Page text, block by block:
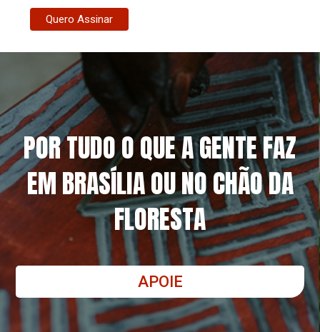
POR TUDO O QUE A GENTE FAZ
EM BRASÍLIA OU NO CHÃO DA
FLORESTA
APOIE